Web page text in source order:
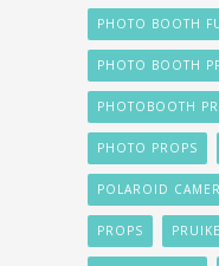
PHOTO BOOTH
PHOTO BOOTH
PHOTOBOOTH
PHOTO PROPS
POLAROID
PROPS